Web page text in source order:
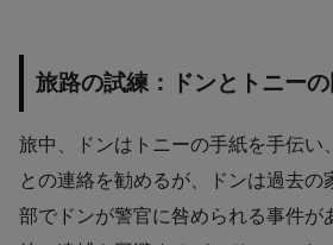
旅路の試練：ドンとトニー
旅中、ドンはトニーの手紙を手伝い
との連絡を勧めるが、ドンは過去の
部でドンが警官に咎められる事件が